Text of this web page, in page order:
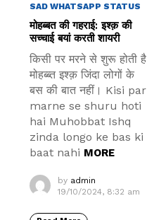
SAD WHATSAPP STATUS
मोहब्बत की गहराई: इश्क़ की
सच्चाई बयां करती शायरी
किसी पर मरने से शुरू होती है
मोहब्ब्त इश्क़ जिंदा लोगों के
बस की बात नहीं। Kisi par
marne se shuru hoti
hai Muhobbat Ishq
zinda longo ke bas ki
baat nahi MORE
by admin
19/10/2024, 8:32 am